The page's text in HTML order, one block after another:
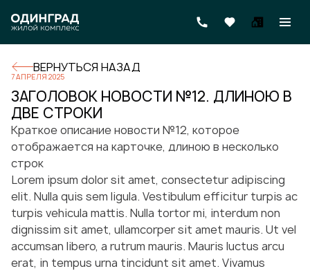
ВЕРНУТЬСЯ НАЗАД
7 АПРЕЛЯ 2025
ЗАГОЛОВОК НОВОСТИ №12. ДЛИНОЮ В
ДВЕ СТРОКИ
Краткое описание новости №12, которое
отображается на карточке, длиною в несколько
строк
Lorem ipsum dolor sit amet, consectetur adipiscing
elit. Nulla quis sem ligula. Vestibulum efficitur turpis ac
turpis vehicula mattis. Nulla tortor mi, interdum non
dignissim sit amet, ullamcorper sit amet mauris. Ut vel
accumsan libero, a rutrum mauris. Mauris luctus arcu
erat, in tempus urna tincidunt sit amet. Vivamus